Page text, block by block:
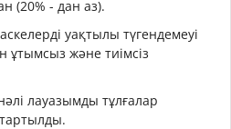
(20% - дан аз).
уақтылы түгендемеуі
ұтымсыз және тиімсіз
лауазымды тұлғалар